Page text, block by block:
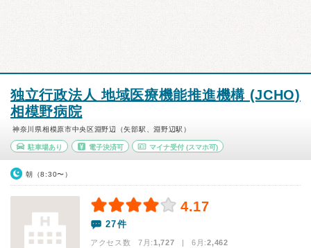
独立行政法人 地域医療機能推進機構 (JCHO)
相模野病院
神奈川県相模原市中央区淵野辺（矢部駅、淵野辺駅）
駐車場あり 電子決済可 マイナ受付 (スマホ可)
朝（8:30〜）
4.17
27件
アクセス数 7月:1,727 | 6月:2,462